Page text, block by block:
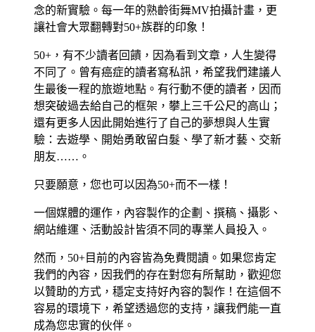
念的新實驗。每一年的熟齡街舞MV拍攝計畫，更
讓社會大眾翻轉對50+族群的印象！
50+，有不少讀者回饋，因為看到文章，人生變得
不同了。曾有癌症的讀者寫私訊，希望我們建議人
生最後一程的旅遊地點。有行動不便的讀者，因而
想突破過去給自己的框架，攀上三千公尺的高山；
還有更多人因此開始進行了自己的夢想與人生實
驗：去遊學、開始勇敢留白髮、學了新才藝、交新
朋友……。
只要願意，您也可以因為50+而不一樣！
一個媒體的運作，內容製作的企劃、撰稿、攝影、
網站維運、活動設計皆須不同的專業人員投入。
然而，50+目前的內容皆為免費閱讀。如果您肯定
我們的內容，因我們的存在對您有所幫助，歡迎您
以贊助的方式，穩定支持好內容的製作！在這個不
容易的環境下，希望透過您的支持，讓我們能一直
成為您忠實的伙伴。